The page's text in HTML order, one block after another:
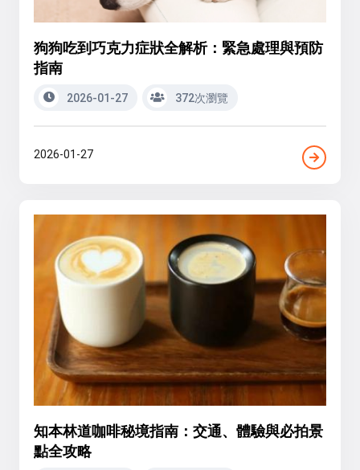
狗狗吃到巧克力症狀全解析：緊急處理與預防
指南
2026-01-27 372次瀏覽
2026-01-27
知本林道咖啡秘境指南：交通、體驗與必拍景
點全攻略